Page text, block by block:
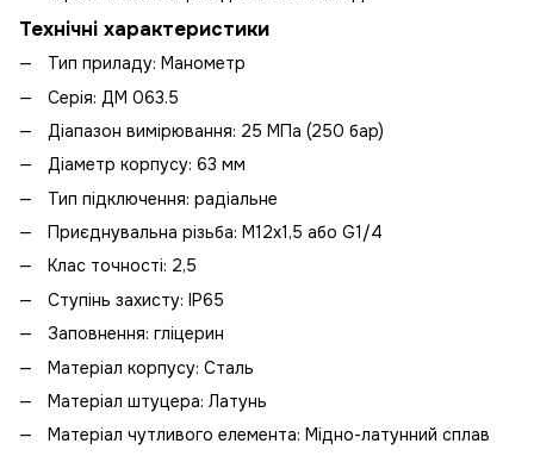
Технічні характеристики
Тип приладу: Манометр
Серія: ДМ 063.5
Діапазон вимірювання: 25 МПа (250 бар)
Діаметр корпусу: 63 мм
Тип підключення: радіальне
Приєднувальна різьба: М12х1,5 або G1/4
Клас точності: 2,5
Ступінь захисту: IP65
Заповнення: гліцерин
Матеріал корпусу: Сталь
Матеріал штуцера: Латунь
Матеріал чутливого елемента: Мідно-латунний сплав